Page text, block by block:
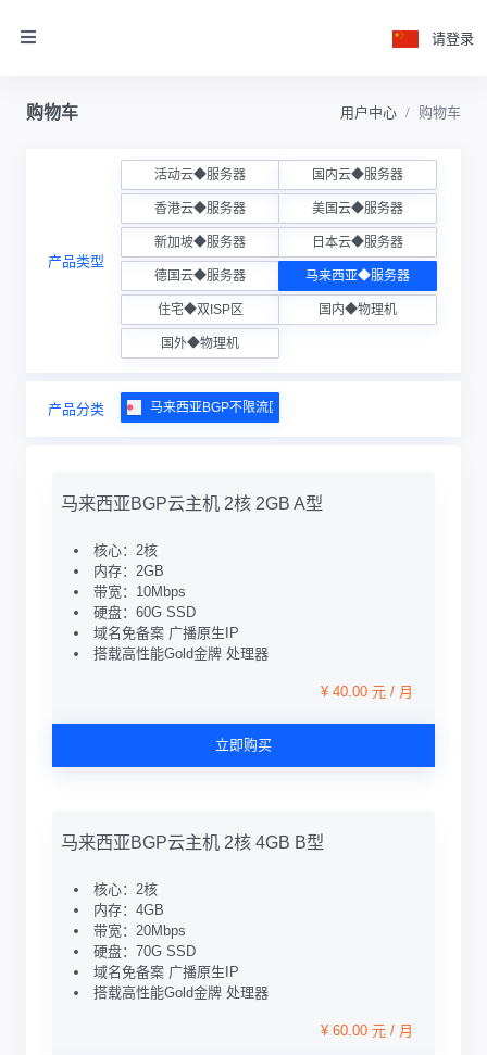
请登录
购物车 用户中心 购物车
产品类型
活动云◆服务器 国内云◆服务器
香港云◆服务器 美国云◆服务器
新加坡◆服务器 日本云◆服务器
德国云◆服务器 马来西亚◆服务器
住宅◆双ISP区 国内◆物理机
国外◆物理机
产品分类 马来西亚BGP不限流区
马来西亚BGP云主机 2核 2GB A型
核心：2核
内存：2GB
带宽：10Mbps
硬盘：60G SSD
域名免备案 广播原生IP
搭载高性能Gold金牌 处理器
¥ 40.00 元 / 月
立即购买
马来西亚BGP云主机 2核 4GB B型
核心：2核
内存：4GB
带宽：20Mbps
硬盘：70G SSD
域名免备案 广播原生IP
搭载高性能Gold金牌 处理器
¥ 60.00 元 / 月